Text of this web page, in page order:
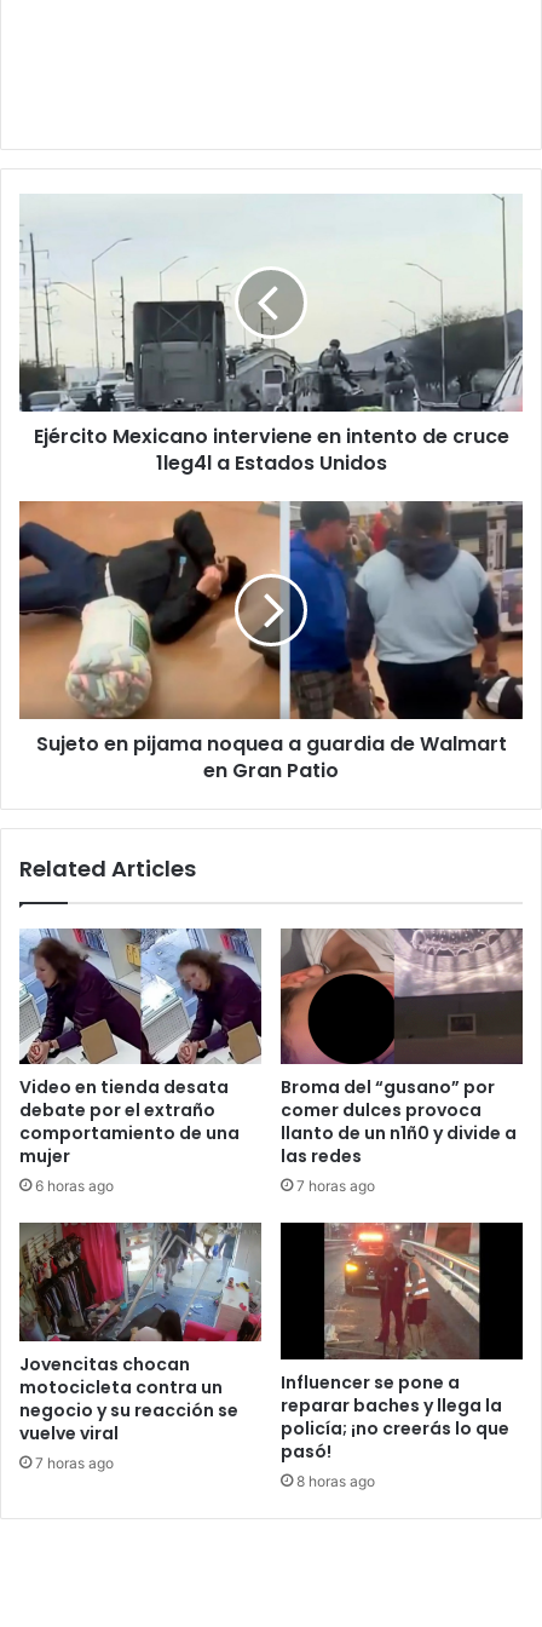
Mexicano
interviene
en
intento
de
cruce
1leg4l
a
Estados
Ejército Mexicano interviene en intento de cruce
1leg4l a Estados Unidos
Sujeto
en
pijama
noquea
a
guardia
Walmart
en
Gran
Sujeto en pijama noquea a guardia de Walmart
en Gran Patio
Related Articles
Video en tienda desata
debate por el extraño
comportamiento de una
mujer
6 horas ago
Broma del “gusano” por
comer dulces provoca
llanto de un n1ñ0 y divide a
las redes
7 horas ago
Jovencitas chocan
motocicleta contra un
negocio y su reacción se
vuelve viral
7 horas ago
Influencer se pone a
reparar baches y llega la
policía; ¡no creerás lo que
pasó!
8 horas ago